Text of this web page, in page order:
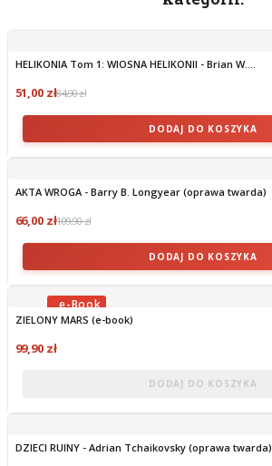
HELIKONIA Tom 1: WIOSNA HELIKONII - Brian W....
51,00 zł84,90 zł
DODAJ DO KOSZYKA
AKTA WROGA - Barry B. Longyear (oprawa twarda)
66,00 zł109,90 zł
DODAJ DO KOSZYKA
OBECNIE BRAK NA STANIE
ZIELONY MARS (e-book)
99,90 zł
DODAJ DO KOSZYKA
DZIECI RUINY - Adrian Tchaikovsky (oprawa twarda)